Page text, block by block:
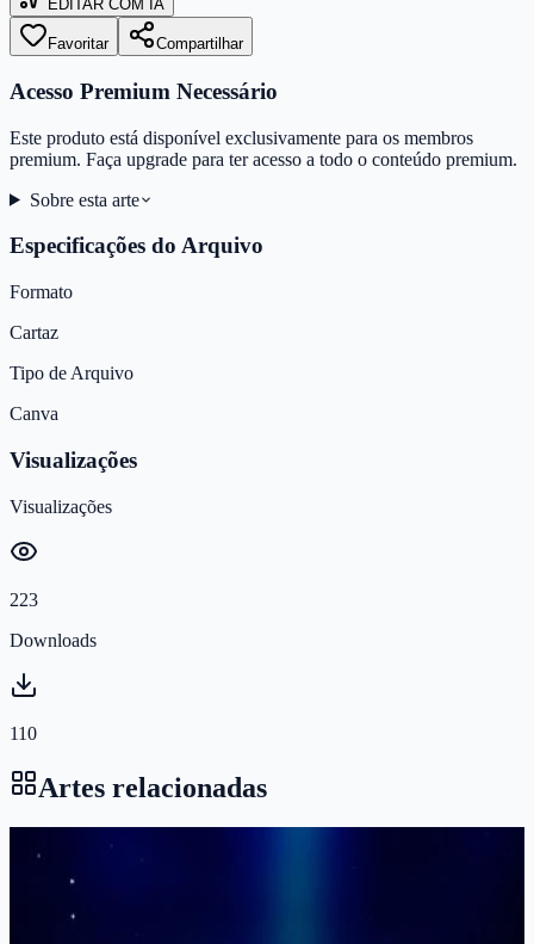
EDITAR COM IA
Favoritar Compartilhar
Acesso Premium Necessário
Este produto está disponível exclusivamente para os membros
premium. Faça upgrade para ter acesso a todo o conteúdo premium.
Sobre esta arte
Especificações do Arquivo
Formato
Cartaz
Tipo de Arquivo
Canva
Visualizações
Visualizações
223
Downloads
110
Artes relacionadas